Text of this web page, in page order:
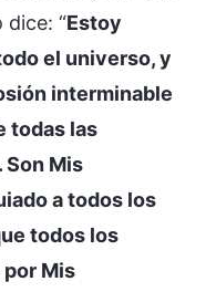
dice: “Estoy
el universo, y
interminable
todas las
Son Mis
a todos los
todos los
Mis